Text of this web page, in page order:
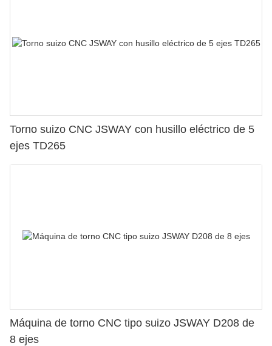
Torno suizo CNC JSWAY con husillo eléctrico de 5
ejes TD265
Máquina de torno CNC tipo suizo JSWAY D208 de
8 ejes